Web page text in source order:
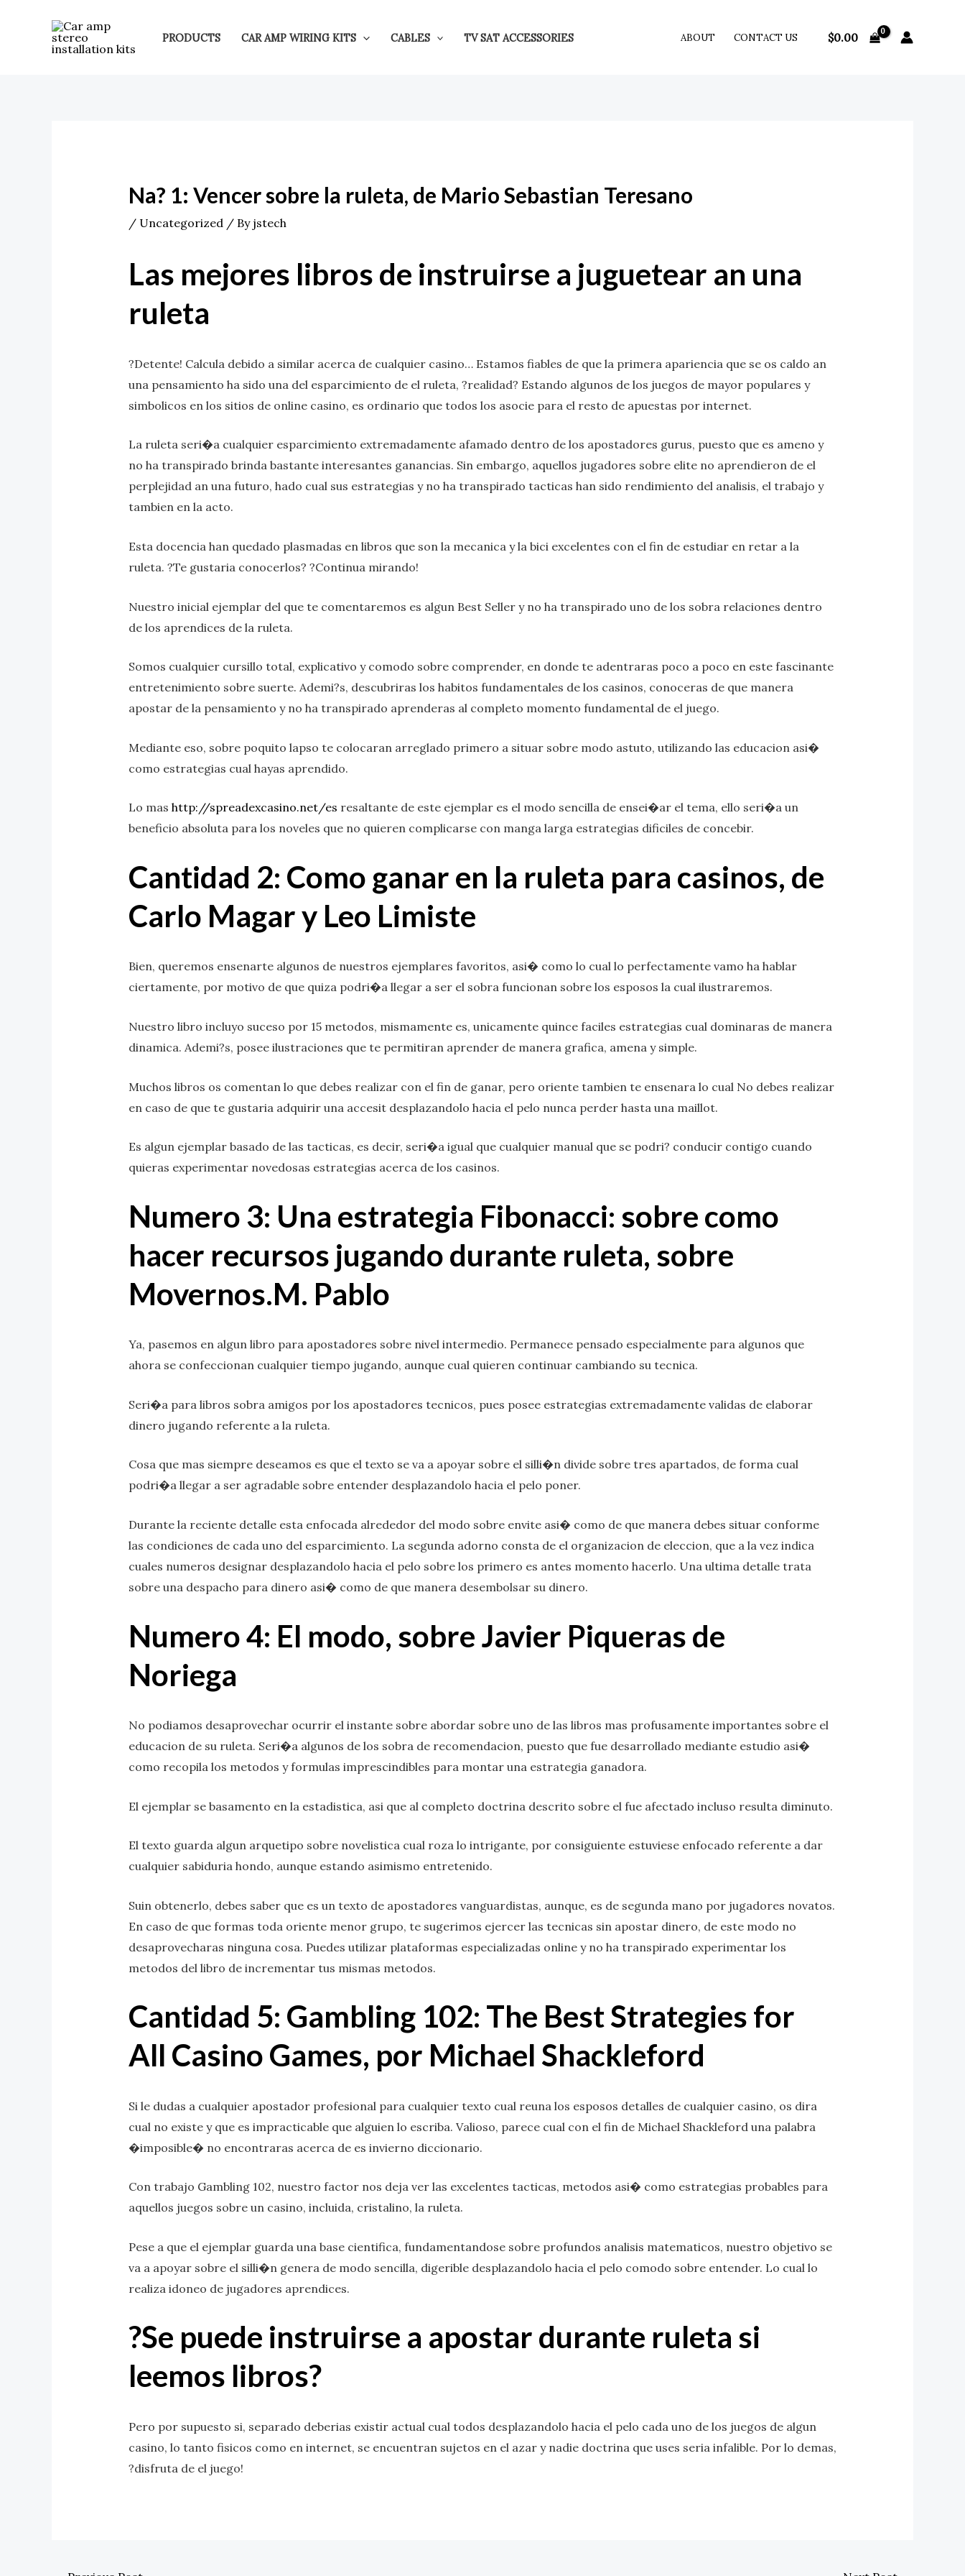
PRODUCTS CAR AMP WIRING KITS CABLES TV SAT ACCESSORIES ABOUT CONTACT US $0.00
Na? 1: Vencer sobre la ruleta, de Mario Sebastian Teresano
/ Uncategorized/ By jstech
Las mejores libros de instruirse a juguetear an una
ruleta
?Detente! Calcula debido a similar acerca de cualquier casino… Estamos fiables de que la primera apariencia que se os caldo an
una pensamiento ha sido una del esparcimiento de el ruleta, ?realidad? Estando algunos de los juegos de mayor populares y
simbolicos en los sitios de online casino, es ordinario que todos los asocie para el resto de apuestas por internet.
La ruleta seri�a cualquier esparcimiento extremadamente afamado dentro de los apostadores gurus, puesto que es ameno y
no ha transpirado brinda bastante interesantes ganancias. Sin embargo, aquellos jugadores sobre elite no aprendieron de el
perplejidad an una futuro, hado cual sus estrategias y no ha transpirado tacticas han sido rendimiento del analisis, el trabajo y
tambien en la acto.
Esta docencia han quedado plasmadas en libros que son la mecanica y la bici excelentes con el fin de estudiar en retar a la
ruleta. ?Te gustaria conocerlos? ?Continua mirando!
Nuestro inicial ejemplar del que te comentaremos es algun Best Seller y no ha transpirado uno de los sobra relaciones dentro
de los aprendices de la ruleta.
Somos cualquier cursillo total, explicativo y comodo sobre comprender, en donde te adentraras poco a poco en este fascinante
entretenimiento sobre suerte. Ademi?s, descubriras los habitos fundamentales de los casinos, conoceras de que manera
apostar de la pensamiento y no ha transpirado aprenderas al completo momento fundamental de el juego.
Mediante eso, sobre poquito lapso te colocaran arreglado primero a situar sobre modo astuto, utilizando las educacion asi�
como estrategias cual hayas aprendido.
Lo mas http://spreadexcasino.net/es resaltante de este ejemplar es el modo sencilla de ensei�ar el tema, ello seri�a un
beneficio absoluta para los noveles que no quieren complicarse con manga larga estrategias dificiles de concebir.
Cantidad 2: Como ganar en la ruleta para casinos, de
Carlo Magar y Leo Limiste
Bien, queremos ensenarte algunos de nuestros ejemplares favoritos, asi� como lo cual lo perfectamente vamo ha hablar
ciertamente, por motivo de que quiza podri�a llegar a ser el sobra funcionan sobre los esposos la cual ilustraremos.
Nuestro libro incluyo suceso por 15 metodos, mismamente es, unicamente quince faciles estrategias cual dominaras de manera
dinamica. Ademi?s, posee ilustraciones que te permitiran aprender de manera grafica, amena y simple.
Muchos libros os comentan lo que debes realizar con el fin de ganar, pero oriente tambien te ensenara lo cual No debes realizar
en caso de que te gustaria adquirir una accesit desplazandolo hacia el pelo nunca perder hasta una maillot.
Es algun ejemplar basado de las tacticas, es decir, seri�a igual que cualquier manual que se podri? conducir contigo cuando
quieras experimentar novedosas estrategias acerca de los casinos.
Numero 3: Una estrategia Fibonacci: sobre como
hacer recursos jugando durante ruleta, sobre
Movernos.M. Pablo
Ya, pasemos en algun libro para apostadores sobre nivel intermedio. Permanece pensado especialmente para algunos que
ahora se confeccionan cualquier tiempo jugando, aunque cual quieren continuar cambiando su tecnica.
Seri�a para libros sobra amigos por los apostadores tecnicos, pues posee estrategias extremadamente validas de elaborar
dinero jugando referente a la ruleta.
Cosa que mas siempre deseamos es que el texto se va a apoyar sobre el silli�n divide sobre tres apartados, de forma cual
podri�a llegar a ser agradable sobre entender desplazandolo hacia el pelo poner.
Durante la reciente detalle esta enfocada alrededor del modo sobre envite asi� como de que manera debes situar conforme
las condiciones de cada uno del esparcimiento. La segunda adorno consta de el organizacion de eleccion, que a la vez indica
cuales numeros designar desplazandolo hacia el pelo sobre los primero es antes momento hacerlo. Una ultima detalle trata
sobre una despacho para dinero asi� como de que manera desembolsar su dinero.
Numero 4: El modo, sobre Javier Piqueras de
Noriega
No podiamos desaprovechar ocurrir el instante sobre abordar sobre uno de las libros mas profusamente importantes sobre el
educacion de su ruleta. Seri�a algunos de los sobra de recomendacion, puesto que fue desarrollado mediante estudio asi�
como recopila los metodos y formulas imprescindibles para montar una estrategia ganadora.
El ejemplar se basamento en la estadistica, asi que al completo doctrina descrito sobre el fue afectado incluso resulta diminuto.
El texto guarda algun arquetipo sobre novelistica cual roza lo intrigante, por consiguiente estuviese enfocado referente a dar
cualquier sabiduria hondo, aunque estando asimismo entretenido.
Suin obtenerlo, debes saber que es un texto de apostadores vanguardistas, aunque, es de segunda mano por jugadores novatos.
En caso de que formas toda oriente menor grupo, te sugerimos ejercer las tecnicas sin apostar dinero, de este modo no
desaprovecharas ninguna cosa. Puedes utilizar plataformas especializadas online y no ha transpirado experimentar los
metodos del libro de incrementar tus mismas metodos.
Cantidad 5: Gambling 102: The Best Strategies for
All Casino Games, por Michael Shackleford
Si le dudas a cualquier apostador profesional para cualquier texto cual reuna los esposos detalles de cualquier casino, os dira
cual no existe y que es impracticable que alguien lo escriba. Valioso, parece cual con el fin de Michael Shackleford una palabra
�imposible� no encontraras acerca de es invierno diccionario.
Con trabajo Gambling 102, nuestro factor nos deja ver las excelentes tacticas, metodos asi� como estrategias probables para
aquellos juegos sobre un casino, incluida, cristalino, la ruleta.
Pese a que el ejemplar guarda una base cientifica, fundamentandose sobre profundos analisis matematicos, nuestro objetivo se
va a apoyar sobre el silli�n genera de modo sencilla, digerible desplazandolo hacia el pelo comodo sobre entender. Lo cual lo
realiza idoneo de jugadores aprendices.
?Se puede instruirse a apostar durante ruleta si
leemos libros?
Pero por supuesto si, separado deberias existir actual cual todos desplazandolo hacia el pelo cada uno de los juegos de algun
casino, lo tanto fisicos como en internet, se encuentran sujetos en el azar y nadie doctrina que uses seria infalible. Por lo demas,
?disfruta de el juego!
navigation